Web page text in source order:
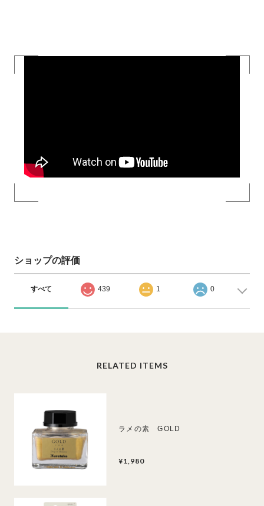
ショップの評価
すべて 439 1 0
RELATED ITEMS
ラメの素 GOLD
¥1,980